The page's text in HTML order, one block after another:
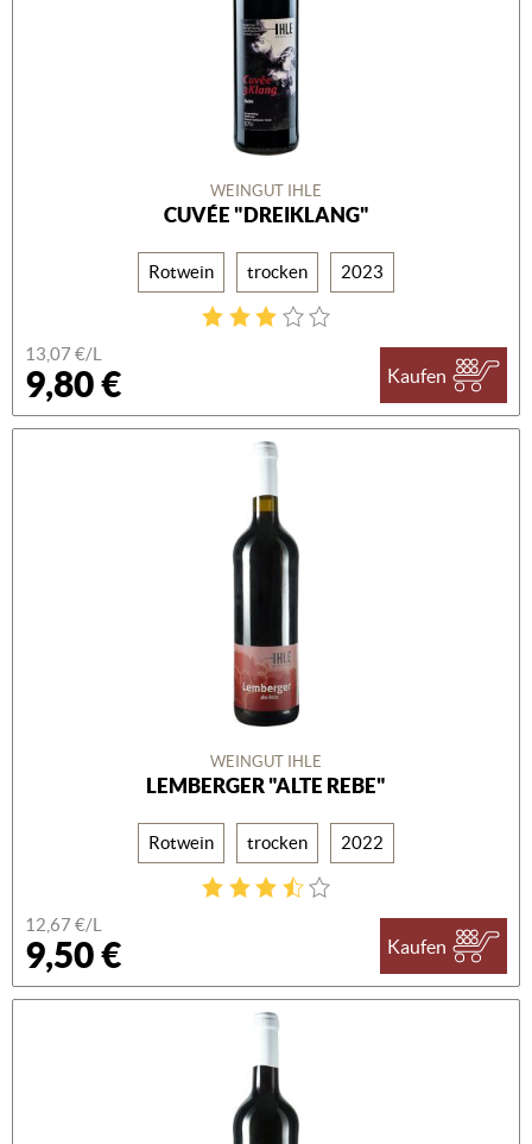
WEINGUT IHLE
CUVÉE "DREIKLANG"
Rotwein trocken 2023
13,07 €/L
9,80 € Kaufen
WEINGUT IHLE
LEMBERGER "ALTE REBE"
Rotwein trocken 2022
12,67 €/L
9,50 € Kaufen